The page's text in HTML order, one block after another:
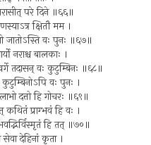
परे दिने ॥६६॥
क्षितौ मम ।
जातोऽस्ति वः पुनः ॥६७॥
नराश्च बालकाः ।
तदासन् वः कुटुम्बिनः ॥६८॥
वः पुनः ।
दत्तो हि गोचरः ॥६९॥
कथितं प्राग्भवं हि वः ।
हि तत् ॥७०॥
सेवा देहिनां कृता ।